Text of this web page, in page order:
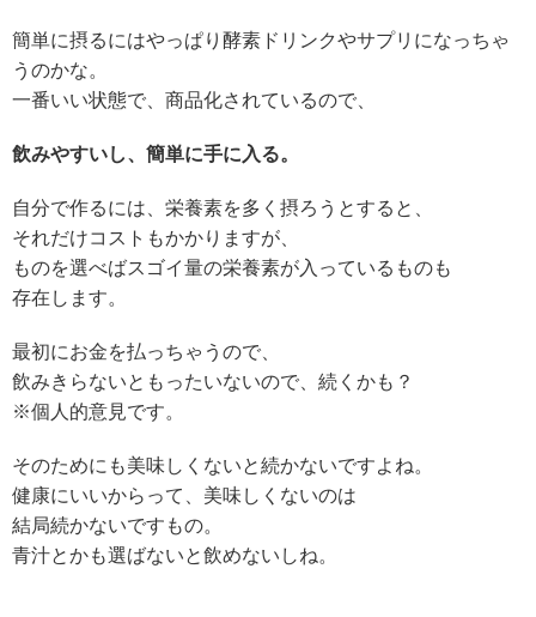
簡単に摂るにはやっぱり酵素ドリンクやサプリになっちゃ
うのかな。
一番いい状態で、商品化されているので、
飲みやすいし、簡単に手に入る。
自分で作るには、栄養素を多く摂ろうとすると、
それだけコストもかかりますが、
ものを選べばスゴイ量の栄養素が入っているものも
存在します。
最初にお金を払っちゃうので、
飲みきらないともったいないので、続くかも？
※個人的意見です。
そのためにも美味しくないと続かないですよね。
健康にいいからって、美味しくないのは
結局続かないですもの。
青汁とかも選ばないと飲めないしね。